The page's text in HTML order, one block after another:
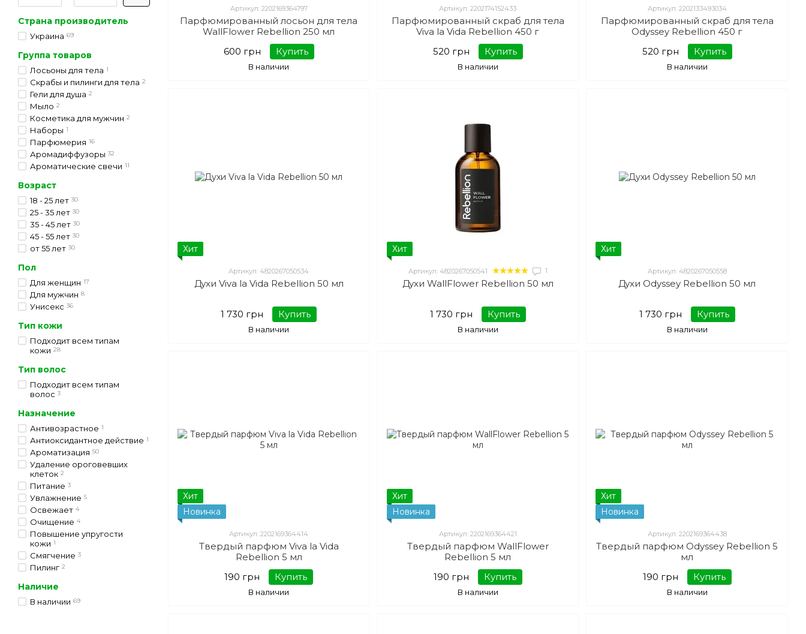
Артикул: 2202169364797
Парфюмированный лосьон для тела
WallFlower Rebellion 250 мл
600 грн
Купить
В наличии
Артикул: 2202174152433
Парфюмированный скраб для тела
Viva la Vida Rebellion 450 г
520 грн
Купить
В наличии
Артикул: 2202133493034
Парфюмированный скраб для тела
Odyssey Rebellion 450 г
520 грн
Купить
В наличии
Хит
Артикул: 4820267050534
Духи Viva la Vida Rebellion 50 мл
1 730 грн Купить
В наличии
Хит
Артикул: 4820267050541 1
Духи WallFlower Rebellion 50 мл
1 730 грн Купить
В наличии
Хит
Артикул: 4820267050558
Духи Odyssey Rebellion 50 мл
1 730 грн Купить
В наличии
Хит
Новинка
Артикул: 2202169364414
Твердый парфюм Viva la Vida
Rebellion 5 мл
190 грн
Купить
В наличии
Хит
Новинка
Артикул: 2202169364421
Твердый парфюм WallFlower
Rebellion 5 мл
190 грн
Купить
В наличии
Хит
Новинка
Артикул: 2202169364438
Твердый парфюм Odyssey Rebellion 5
мл
190 грн
Купить
В наличии
Страна производитель
Украина 69
Группа товаров
Лосьоны для тела 1
Скрабы и пилинги для тела 2
Гели для душа 2
Мыло 2
Косметика для мужчин 2
Наборы 1
Парфюмерия 16
Аромадиффузоры 32
Ароматические свечи 11
Возраст
18 - 25 лет 30
25 - 35 лет 30
35 - 45 лет 30
45 - 55 лет 30
от 55 лет 30
Пол
Для женщин 17
Для мужчин 8
Унисекс 36
Тип кожи
Подходит всем типам
кожи 28
Тип волос
Подходит всем типам
волос 3
Назначение
Антивозрастное 1
Антиоксидантное действие 1
Ароматизация 50
Удаление ороговевших
клеток 2
Питание 3
Увлажнение 5
Освежает 4
Очищение 4
Повышение упругости
кожи 1
Смягчение 3
Пилинг 2
Наличие
В наличии 69